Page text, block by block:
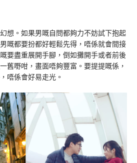
想。如果男嘅自問都夠力不妨試下抱起
嘅都要扮都好輕鬆先得，唔係就會間接
要盡重展開手腳，倒如攤開手或者前後
舊嘢咁，畫面唔夠豐富。要提提嘅係，
唔係會好易走光。